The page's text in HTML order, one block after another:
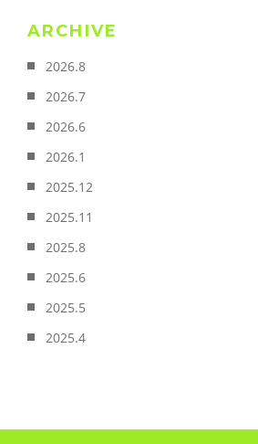
ARCHIVE
2026.8
2026.7
2026.6
2026.1
2025.12
2025.11
2025.8
2025.6
2025.5
2025.4